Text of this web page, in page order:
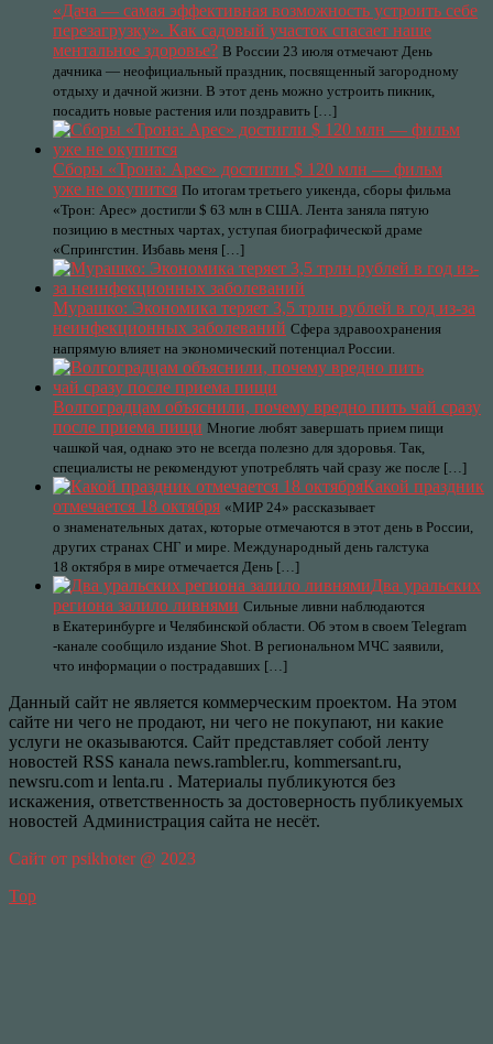
«Дача — самая эффективная возможность устроить себе
перезагрузку». Как садовый участок спасает наше
ментальное здоровье? В России 23 июля отмечают День
дачника — неофициальный праздник, посвященный загородному
отдыху и дачной жизни. В этот день можно устроить пикник,
посадить новые растения или поздравить […]
Сборы «Трона: Арес» достигли $ 120 млн — фильм
уже не окупится По итогам третьего уикенда, сборы фильма
«Трон: Арес» достигли $ 63 млн в США. Лента заняла пятую
позицию в местных чартах, уступая биографической драме
«Спрингстин. Избавь меня […]
Мурашко: Экономика теряет 3,5 трлн рублей в год из-за
неинфекционных заболеваний Сфера здравоохранения
напрямую влияет на экономический потенциал России.
Волгоградцам объяснили, почему вредно пить чай сразу
после приема пищи Многие любят завершать прием пищи
чашкой чая, однако это не всегда полезно для здоровья. Так,
специалисты не рекомендуют употреблять чай сразу же после […]
Какой праздник
отмечается 18 октября «МИР 24» рассказывает
о знаменательных датах, которые отмечаются в этот день в России,
других странах СНГ и мире. Международный день галстука
18 октября в мире отмечается День […]
Два уральских
региона залило ливнями Сильные ливни наблюдаются
в Екатеринбурге и Челябинской области. Об этом в своем Telegram
-канале сообщило издание Shot. В региональном МЧС заявили,
что информации о пострадавших […]
Данный сайт не является коммерческим проектом. На этом
сайте ни чего не продают, ни чего не покупают, ни какие
услуги не оказываются. Сайт представляет собой ленту
новостей RSS канала news.rambler.ru, kommersant.ru,
newsru.com и lenta.ru . Материалы публикуются без
искажения, ответственность за достоверность публикуемых
новостей Администрация сайта не несёт.
Сайт от psikhoter @ 2023
Top